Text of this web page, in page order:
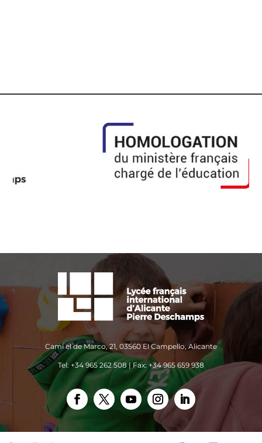
Camí el de Marco, 21, 03560 El Campello, Alicante
Tel: +34 965 262 508 | Fax: +34 965 659 938